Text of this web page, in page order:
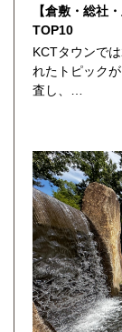
【倉敷・総社
TOP10
KCTタウンで
れたトピック
査し、…